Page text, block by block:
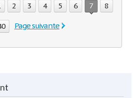
2 3 4 5 6 7 8
Page suivante